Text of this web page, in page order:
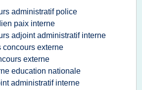
administratif police
paix interne
adjoint administratif interne
concours externe
externe
education nationale
administratif interne